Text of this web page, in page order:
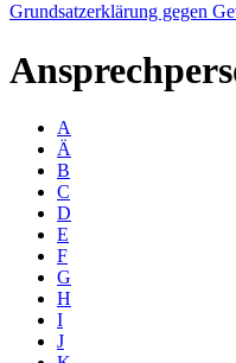
Grundsatzerklärung gegen
A
Ä
B
C
D
E
F
G
H
I
J